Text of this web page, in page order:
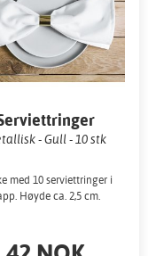
- Gull - 10 stk
med 10 serviettringer i
Høyde ca. 2,5 cm.